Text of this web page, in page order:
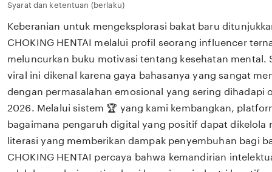
Syarat dan ketentuan (berlaku)
Keberanian untuk mengeksplorasi bakat baru
CHOKING HENTAI melalui profil seorang influencer
meluncurkan buku motivasi tentang kesehatan mental.
viral ini dikenal karena gaya bahasanya yang sangat
dengan permasalahan emosional yang sering dihadapi
2026. Melalui sistem 🏆 yang kami kembangkan,
bagaimana pengaruh digital yang positif dapat dikelola
literasi yang memberikan dampak penyembuhan bagi
CHOKING HENTAI percaya bahwa kemandirian